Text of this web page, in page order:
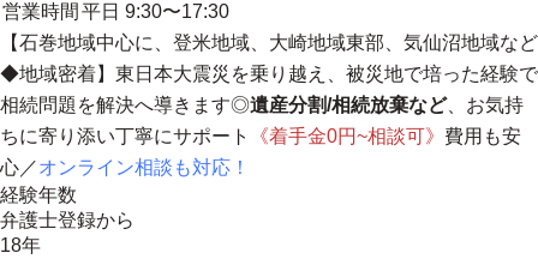
営業時間 平日 9:30〜17:30
【石巻地域中心に、登米地域、大崎地域東部、気仙沼地域など
◆地域密着】東日本大震災を乗り越え、被災地で培った経験で
相続問題を解決へ導きます◎遺産分割/相続放棄など、お気持
ちに寄り添い丁寧にサポート
《着手金0円~相談可》 費用も安
心／オンライン相談も対応！
経験年数
弁護士登録から
18年